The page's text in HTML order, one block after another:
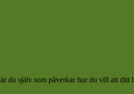
du själv som påverkar hur du vill att